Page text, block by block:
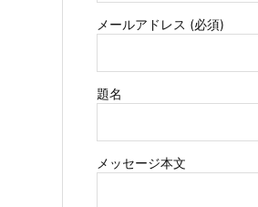
メールアドレス (必須)
題名
メッセージ本文